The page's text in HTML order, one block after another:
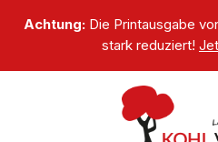
springen
Achtung:Die Printausgabe
stark reduziert!